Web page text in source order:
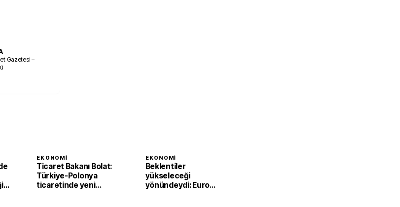
Gazetesi –
EKONOMI
Ticaret Bakanı Bolat:
Türkiye-Polonya
ticaretinde yeni
EKONOMI
Beklentiler
yükseleceği
yönündeydi: Euro